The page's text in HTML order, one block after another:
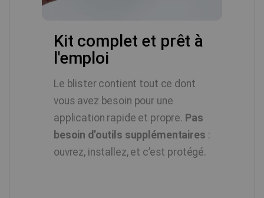
Kit complet et prêt à
l'emploi
Le blister contient tout ce dont
vous avez besoin pour une
application rapide et propre. Pas
besoin d’outils supplémentaires :
ouvrez, installez, et c’est protégé.